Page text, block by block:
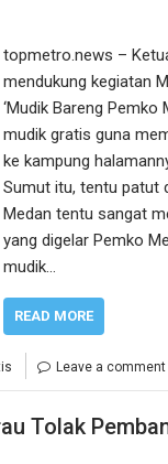
topmetro.news –
mendukung kegiatan
‘Mudik Bareng Pemko
mudik gratis guna
ke kampung
Sumut itu, tentu patut
Medan tentu sangat
yang digelar Pemko
mudik…
READ MORE
Leave a comment
Tolak